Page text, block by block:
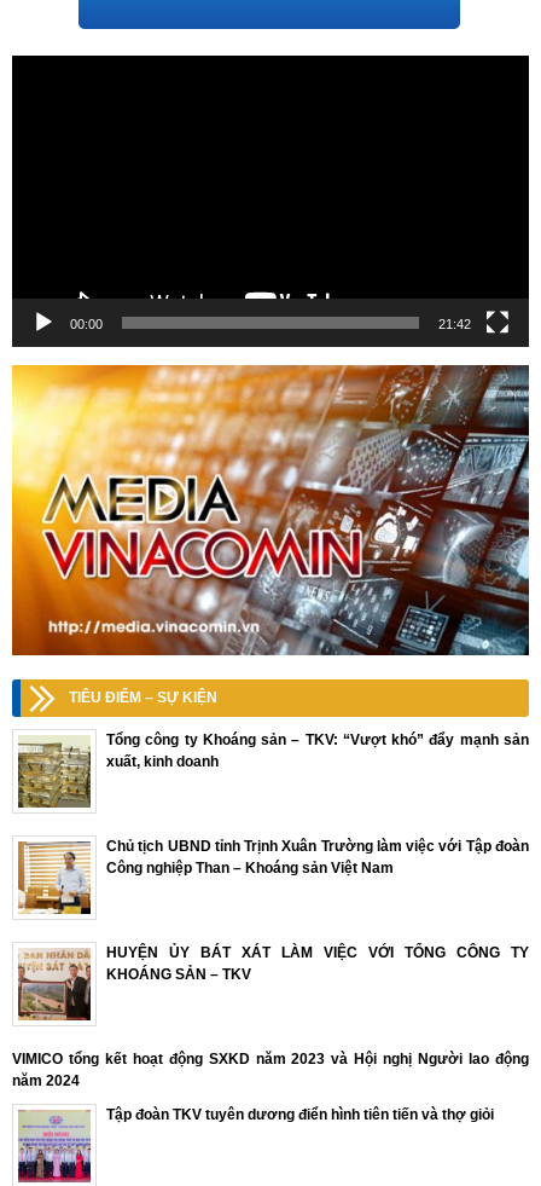
00:00 21:42
TIÊU ĐIỂM – SỰ KIỆN
Tổng công ty Khoáng sản – TKV: “Vượt khó” đẩy mạnh sản
xuất, kinh doanh
Chủ tịch UBND tỉnh Trịnh Xuân Trường làm việc với Tập đoàn
Công nghiệp Than – Khoáng sản Việt Nam
HUYỆN ỦY BÁT XÁT LÀM VIỆC VỚI TỔNG CÔNG TY
KHOÁNG SẢN – TKV
VIMICO tổng kết hoạt động SXKD năm 2023 và Hội nghị Người lao động
năm 2024
Tập đoàn TKV tuyên dương điển hình tiên tiến và thợ giỏi